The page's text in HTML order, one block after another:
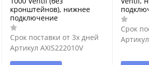
кронштейнов), нижнее
подключение
Срок поставки от 3х дней
Артикул AXIS222010V
Срок
Артикул